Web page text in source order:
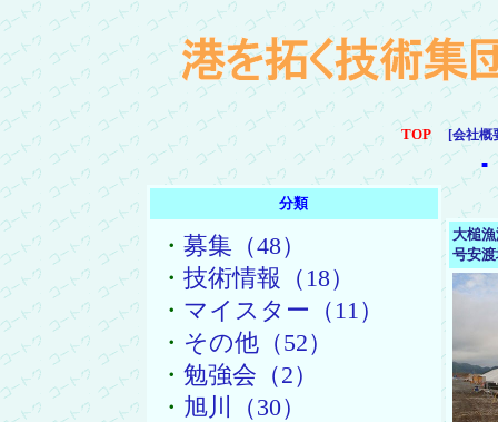
TOP [会社概
■
分類
・ 募集（48）
・ 技術情報（18）
・ マイスター（11）
・ その他（52）
・ 勉強会（2）
・ 旭川（30）
大槌
号安